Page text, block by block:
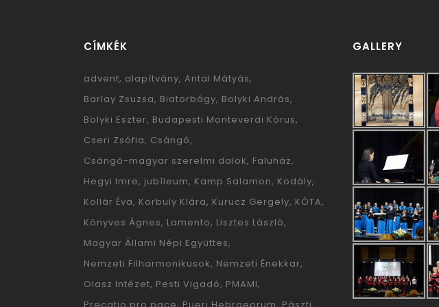
CÍMKÉK
advent alapítvány Antal Mátyás
Barlay Zsuzsa Biatorbágy Bolyki András
Bolyki Eszter Budapesti Monteverdi Kórus
Cseri Zsófia Csángó
Csángó-magyar szerelmi dalok Faluház
Hegyi Imre jubíleum Kamp Salamon Kodály
Kollár Éva Korbuly Klára Kurucz Gergely KÓTA
Könyves Ágnes Lamento Lisztes László
Magyar Állami Népi Együttes
Nemzeti Filharmonikusok Nemzeti Énekkar
Olasz Intézet Pesti Vigadó PMAMI
GALLERY